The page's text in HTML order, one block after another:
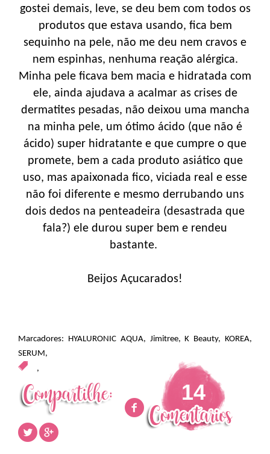
gostei demais, leve, se deu bem com todos os
produtos que estava usando, fica bem
sequinho na pele, não me deu nem cravos e
nem espinhas, nenhuma reação alérgica.
Minha pele ficava bem macia e hidratada com
ele, ainda ajudava a acalmar as crises de
dermatites pesadas, não deixou uma mancha
na minha pele, um ótimo ácido (que não é
ácido) super hidratante e que cumpre o que
promete, bem a cada produto asiático que
uso, mas apaixonada fico, viciada real e esse
não foi diferente e mesmo derrubando uns
dois dedos na penteadeira (desastrada que
fala?) ele durou super bem e rendeu
bastante.
Beijos Açucarados!
Marcadores: HYALURONIC AQUA, Jimitree,K Beauty,KOREA,
SERUM,
,
14